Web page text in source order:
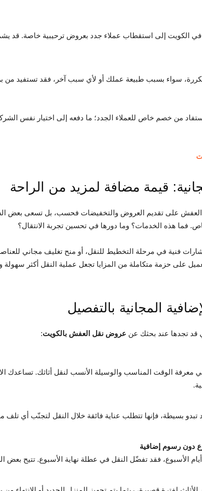
إلى استقطاب عملاء جدد بعروض ترحيبية خاصة. قد
سواء بسبب طبيعة عملك أو لأي سبب آخر، فقد تستفيد من
من خصم خاص للعملاء الجدد؛ ما دفعه إلى اختيار نفس
العفش على تقديم العروض والتخفيضات فحسب، بل تسعى بعض
فما هذه الخدمات؟ وما دورها في تحسين تجربة الانتقال؟
فنية في مرحلة التخطيط للنقل، أو منح تغليف مجاني
على حزمة متكاملة من المزايا تجعل عملية النقل أكثر
قد تجدها عند بحثك عن عروض نقل العفش بالكويت:
معرفة الوقت المناسب والوسيلة الأنسب لنقل أثاثك. تساعدك
بسيطة، فإنها تتطلب عناية فائقة خلال النقل لتجنّب أي
دون رسوم إضافية
الأسبوع، فقد تفضّل النقل في عطلة نهاية الأسبوع. تتيح